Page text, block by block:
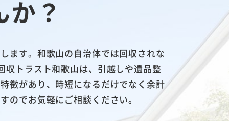
？
ます。和歌山の自治体では回収されな
トラスト和歌山は、引越しや遺品整
徴があり、時短になるだけでなく余計
でお気軽にご相談ください。